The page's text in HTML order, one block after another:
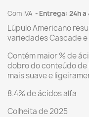
Com IVA Entrega: 24h a
Lúpulo Americano
variedades Cascade
Contém maior % de
dobro do conteúdo
mais suave e
8.4% de ácidos alfa
Colheita de 2025